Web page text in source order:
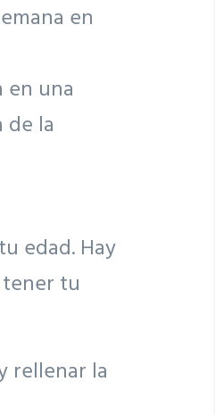
en
en una
de la
edad. Hay
tu
rellenar la